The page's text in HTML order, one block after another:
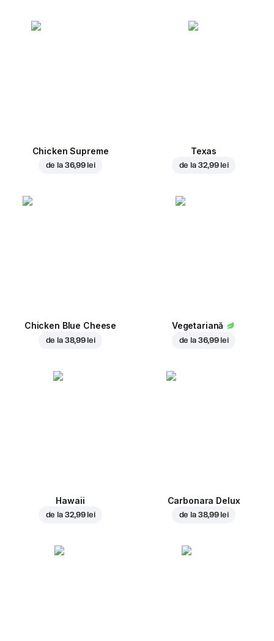
Chicken Supreme
de la 36,99 lei
Texas
de la 32,99 lei
Chicken Blue Cheese
de la 38,99 lei
Vegetariană
de la 36,99 lei
Hawaii
de la 32,99 lei
Carbonara Delux
de la 38,99 lei